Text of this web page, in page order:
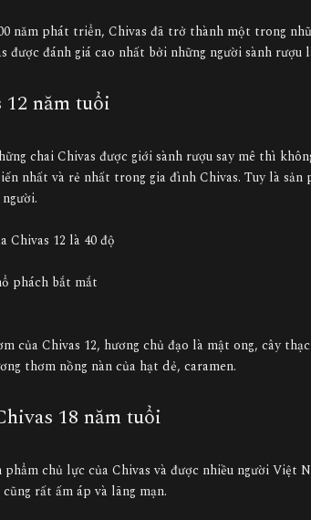
năm phát triển, Chivas đã trở thành một trong
được đánh giá cao nhất bởi những người sành rượu
12 năm tuổi
chai Chivas được giới sành rượu say mê thì
nhất và rẻ nhất trong gia đình Chivas. Tuy là
Chivas 12 là 40 độ
phách bắt mắt
của Chivas 12, hương chủ đạo là mật ong, cây
thơm nồng nàn của hạt dẻ, caramen.
18 năm tuổi
phẩm chủ lực của Chivas và được nhiều người Việt
rất ấm áp và lãng mạn.